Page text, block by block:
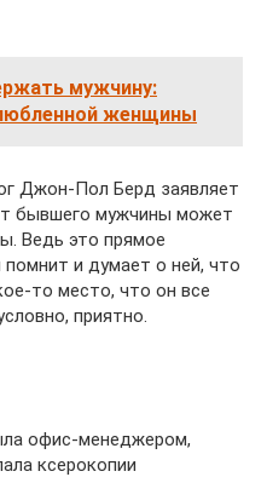
мужчину:
женщины
Джон-Пол Берд заявляет
бывшего мужчины может
Ведь это прямое
и думает о ней, что
то место, что он все
приятно.
офис-менеджером,
ксерокопии